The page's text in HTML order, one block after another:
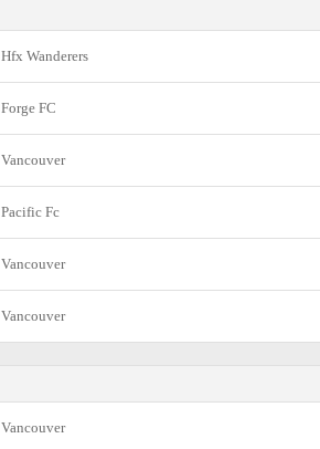
Hfx Wanderers
Forge FC
Vancouver
Pacific Fc
Vancouver
Vancouver
Vancouver